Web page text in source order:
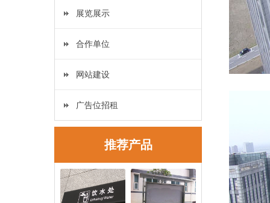
展览展示
合作单位
网站建设
广告位招租
推荐产品